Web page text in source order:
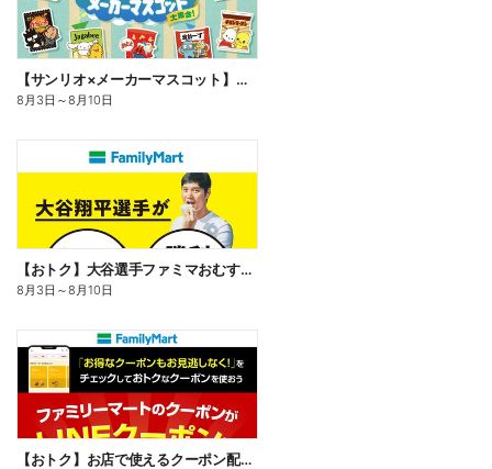
【サンリオ×メーカーマスコット】オリジナルグッズ貰える!
8月3日 ～8月10日
【おトク】大谷選手ファミマおむすび割
8月3日 ～8月10日
【おトク】お店で使えるクーポン配信中